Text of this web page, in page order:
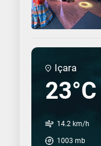
Içara
23°C
14.2 km/h
1003 mb